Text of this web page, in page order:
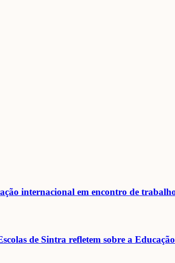
internacional em encontro de
de Sintra refletem sobre a